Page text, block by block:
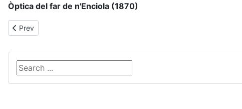
Òptica del far de n'Enciola (1870)
Previous article: la Fortalesa
Prev
Search ...